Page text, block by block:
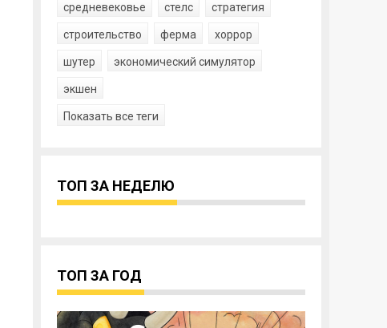
средневековье стелс стратегия
строительство ферма хоррор
шутер экономический симулятор
экшен
Показать все теги
ТОП ЗА НЕДЕЛЮ
ТОП ЗА ГОД